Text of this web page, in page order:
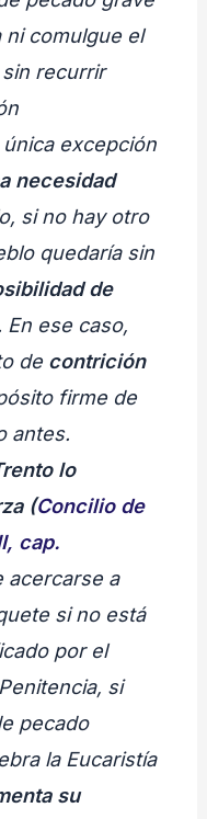
ni comulgue el
recurrir
excepción
necesidad
si no hay otro
quedaría sin
de
En ese caso,
de contrición
firme de
antes.
lo
(Concilio de
cap.
acercarse a
si no está
por el
si
pecado
la Eucaristía
su